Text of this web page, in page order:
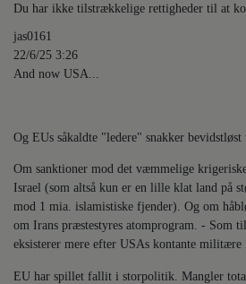
Du har ikke tilstrækkelige rettigheder til at
jas0161
22/6/25 3:26
And now USA...
Og EUs såkaldte "ledere" snakker bevidstløst
Om sanktioner mod det væmmelige
Israel (som altså kun er en lille klat land på
mod 1 mia. islamistiske fjender). Og om
om Irans præstestyres atomprogram. - Som
eksisterer mere efter USAs kontante
EU har spillet fallit i storpolitik. Mangler